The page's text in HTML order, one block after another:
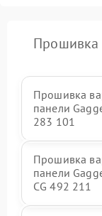
Прошивка
Прошивка
панели
283 101
Прошивка
панели
CG 492 211